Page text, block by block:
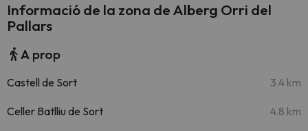
Informació de la zona de Alberg Orri del
Pallars
A prop
Castell de Sort 3.4 km
Celler Batlliu de Sort 4.8 km